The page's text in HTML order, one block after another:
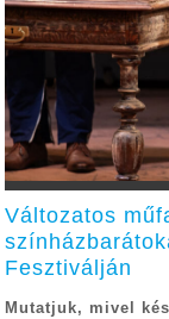
Változatos
Fesztiválján
Mutatjuk, mivel